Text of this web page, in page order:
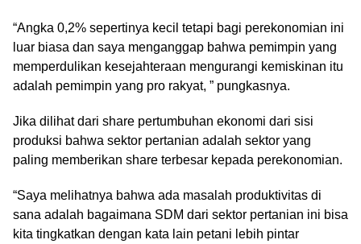
“Angka 0,2% sepertinya kecil tetapi bagi perekonomian ini
luar biasa dan saya menganggap bahwa pemimpin yang
memperdulikan kesejahteraan mengurangi kemiskinan itu
adalah pemimpin yang pro rakyat, ” pungkasnya.
Jika dilihat dari share pertumbuhan ekonomi dari sisi
produksi bahwa sektor pertanian adalah sektor yang
paling memberikan share terbesar kepada perekonomian.
“Saya melihatnya bahwa ada masalah produktivitas di
sana adalah bagaimana SDM dari sektor pertanian ini bisa
kita tingkatkan dengan kata lain petani lebih pintar